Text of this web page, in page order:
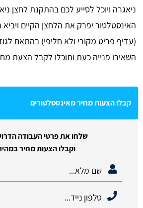
ניאגרה ויוכל לסייע לכם בהתקנת לחצן
האינסטלטור יפרק את הלחצן הקיים
(עדיף פריט מקורי ולא חליפי) בהתאם
השאירו פנייה כעת ותוכלו לקבל הצעת
קבלו הצעות מחיר מאינסטלטורים
שלחו את פרטי העבודה
וקבלו הצעות מחיר